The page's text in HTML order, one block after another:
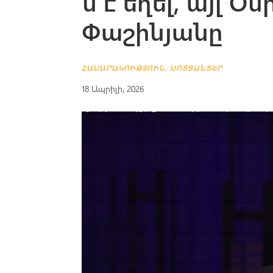
Փաշինյանը
ՀԱՍԱՐԱԿՈՒԹՅՈՒՆ, ՍՈՑՑԱՆՑԵՐ
18 Ապրիլի, 2026